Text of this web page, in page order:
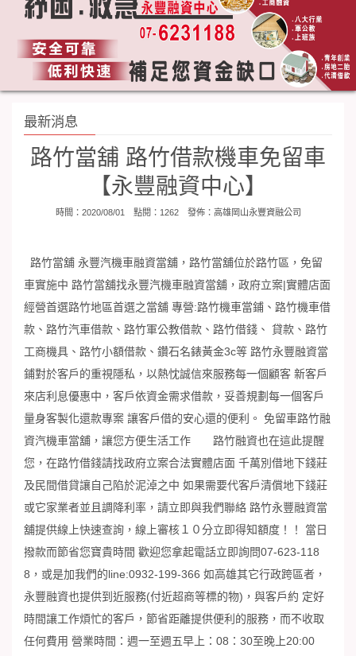
最新消息
路竹當舖 路竹借款機車免留車
【永豐融資中心】
時間：2020/08/01 點閱：1262 發佈： 高雄岡山永豐資融公司
路竹當舖 永豐汽機車融資當舖，路竹當舖位於路竹區，免留
車實施中 路竹當舖找永豐汽機車融資當舖，政府立案|實體店面
經營首選路竹地區首選之當舖 專營:路竹機車當鋪、路竹機車借
款、路竹汽車借款、路竹軍公教借款、路竹借錢、 貸款、路竹
工商機具、路竹小額借款、鑽石名錶黃金3c等 路竹永豐融資當
鋪對於客戶的重視隱私，以熱忱誠信來服務每一個顧客 新客戶
來店利息優惠中，客戶依資金需求借款，妥善規劃每一個客戶
量身客製化還款專案 讓客戶借的安心還的便利。 免留車路竹融
資汽機車當舖，讓您方便生活工作 路竹融資也在這此提醒
您，在路竹借錢請找政府立案合法實體店面 千萬別借地下錢莊
及民間借貸讓自己陷於泥淖之中 如果需要代客戶清償地下錢莊
或它家業者並且調降利率，請立即與我們聯絡 路竹永豐融資當
舖提供線上快速查詢，線上審核１０分立即得知額度！！ 當日
撥款而節省您寶貴時間 歡迎您拿起電話立即詢問07-623-118
8，或是加我們的line:0932-199-366 如高雄其它行政跨區者，
永豐融資也提供到近服務(付近超商等標的物)，與客戶約 定好
時間讓工作煩忙的客戶，節省距離提供便利的服務，而不收取
任何費用 營業時間：週一至週五早上：08：30至晚上20:00